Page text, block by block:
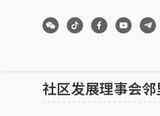
社区发展理事会